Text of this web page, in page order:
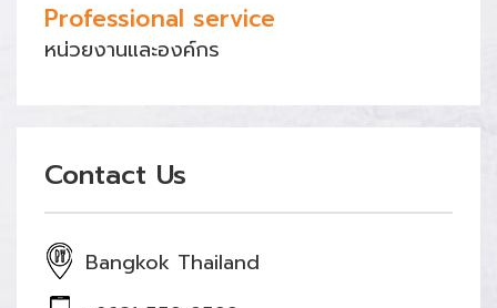
Professional service
หน่วยงานและองค์กร
Contact Us
Bangkok Thailand